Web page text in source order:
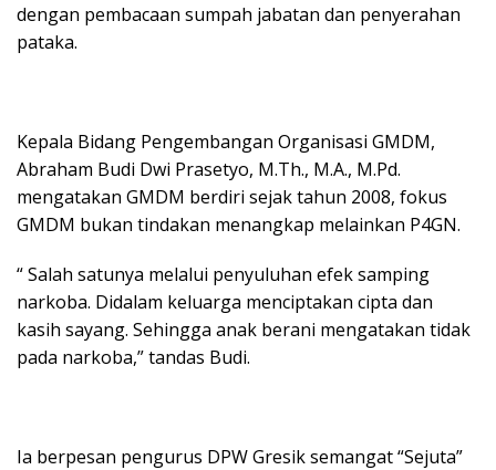
dengan pembacaan sumpah jabatan dan penyerahan
pataka.
Kepala Bidang Pengembangan Organisasi GMDM,
Abraham Budi Dwi Prasetyo, M.Th., M.A., M.Pd.
mengatakan GMDM berdiri sejak tahun 2008, fokus
GMDM bukan tindakan menangkap melainkan P4GN.
“ Salah satunya melalui penyuluhan efek samping
narkoba. Didalam keluarga menciptakan cipta dan
kasih sayang. Sehingga anak berani mengatakan tidak
pada narkoba,” tandas Budi.
Ia berpesan pengurus DPW Gresik semangat “Sejuta”